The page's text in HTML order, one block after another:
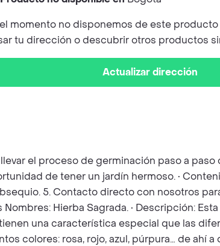
momento no disponemos de este producto
tu dirección o descubrir otros productos
Actualizar dirección
el proceso de germinación paso a paso
de tener un jardín hermoso. •
5. Contacto directo con nosotros
Hierba Sagrada. • Descripción:
una característica especial que las
colores: rosa, rojo, azul, púrpura… de ahí a